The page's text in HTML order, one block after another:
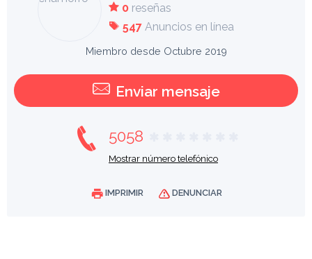
0 reseñas
547 Anuncios en línea
Miembro desde Octubre 2019
Enviar mensaje
5058
Mostrar número telefónico
IMPRIMIR DENUNCIAR